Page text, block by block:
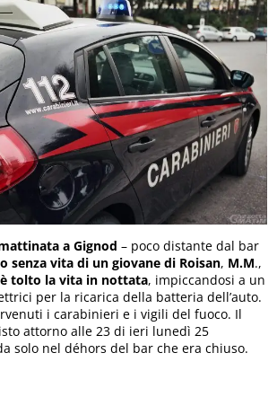
a Gignod – poco distante dal bar
senza vita di un giovane di Roisan, M.M.,
tolto la vita in nottata, impiccandosi a un
per la ricarica della batteria dell’auto.
i carabinieri e i vigili del fuoco. Il
attorno alle 23 di ieri lunedì 25
solo nel déhors del bar che era chiuso.